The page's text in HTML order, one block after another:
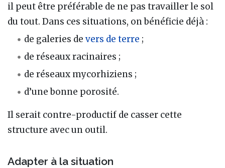
il peut être préférable de ne pas travailler le sol
du tout. Dans ces situations, on bénéficie déjà :
de galeries devers de terre ;
de réseaux racinaires ;
de réseaux mycorhiziens ;
d’une bonne porosité.
Il serait contre-productif de casser cette
structure avec un outil.
Adapter à la situation